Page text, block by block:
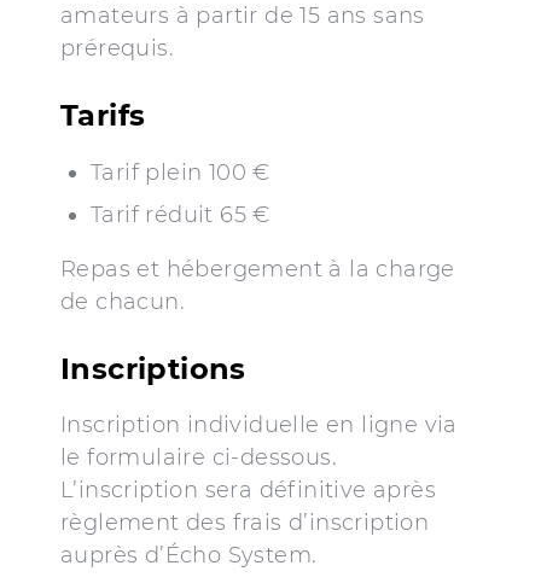
amateurs à partir de 15 ans sans
prérequis.
Tarifs
Tarif plein 100 €
Tarif réduit 65 €
Repas et hébergement à la charge
de chacun.
Inscriptions
Inscription individuelle en ligne via
le formulaire ci-dessous.
L’inscription sera définitive après
règlement des frais d’inscription
auprès d’Écho System.